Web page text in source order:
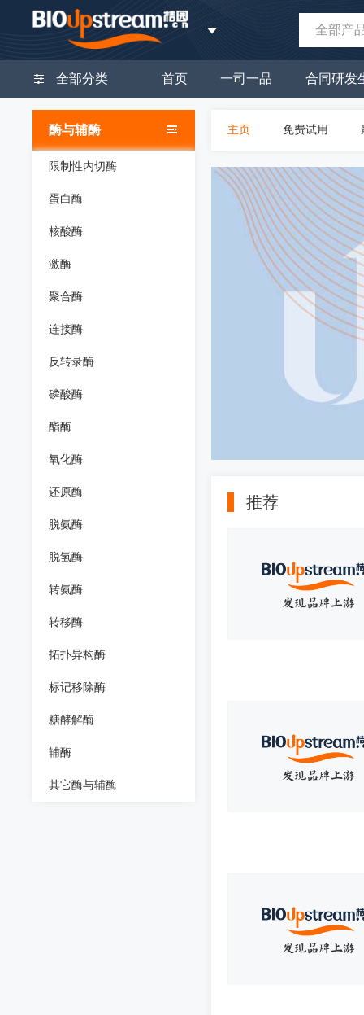
全部产
全部分类 首页 一司一品 合同研发
酶与辅酶
限制性内切酶
蛋白酶
核酸酶
激酶
聚合酶
连接酶
反转录酶
磷酸酶
酯酶
氧化酶
还原酶
脱氨酶
脱氢酶
转氨酶
转移酶
拓扑异构酶
标记移除酶
糖酵解酶
辅酶
其它酶与辅酶
主页 免费试用
推荐